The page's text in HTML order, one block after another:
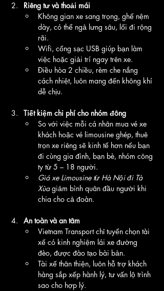
Riêng tư và thoải mái
Không gian xe sang trọng, ghế nệm
dày, có thể ngả lưng sâu, lối đi rộng
rãi.
Wifi, cổng sạc USB giúp bạn làm
việc hoặc giải trí ngay trên xe.
Điều hòa 2 chiều, rèm che nắng
cách nhiệt, luôn mang đến không khí
dễ chịu.
Tiết kiệm chi phí cho nhóm đông
So với việc mỗi cá nhân mua vé xe
khách hoặc vé limousine ghép, thuê
trọn xe riêng sẽ kinh tế hơn nếu bạn
đi cùng gia đình, bạn bè, nhóm công
ty từ 5 – 18 người.
Giá xe Limousine từ Hà Nội đi Tà
Xùa giảm bình quân đầu người khi
chia cho cả đoàn.
An toàn và an tâm
Vietnam Transport chỉ tuyển chọn tài
xế có kinh nghiệm lái xe đường
đèo, được đào tạo bài bản.
Tài xế thân thiện, luôn hỗ trợ khách
hàng sắp xếp hành lý, tư vấn lộ trình
sao cho hợp lý.